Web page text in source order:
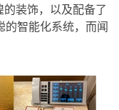
装饰，以及配备了
智能化系统，而闻